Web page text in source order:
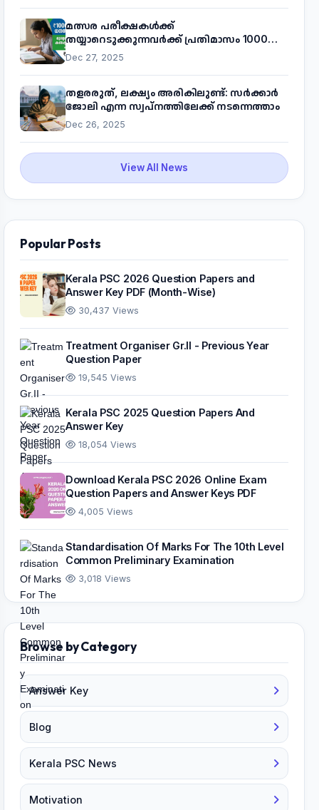
മത്സര പരീക്ഷകൾക്ക്
തയ്യാറെടുക്കുന്നവർക്ക് പ്രതിമാസം 1000
രൂപ! മുഖ്യമന്ത്രിയുടെ 'കണക്ട് ടു വർക്ക്'
പദ്ധതിയെക്കുറിച്ച് അറിയാം
Dec 27, 2025
തളരരുത്, ലക്ഷ്യം അരികിലുണ്ട്: സർക്കാർ
ജോലി എന്ന സ്വപ്നത്തിലേക്ക് നടന്നെത്താം
Dec 26, 2025
View All News
Popular Posts
Kerala PSC 2026 Question Papers and
Answer Key PDF (Month-Wise)
30,437 Views
Treatment Organiser Gr.II - Previous Year
Question Paper
19,545 Views
Kerala PSC 2025 Question Papers And
Answer Key
18,054 Views
Download Kerala PSC 2026 Online Exam
Question Papers and Answer Keys PDF
4,005 Views
Standardisation Of Marks For The 10th Level
Common Preliminary Examination
3,018 Views
Browse by Category
Answer Key
Blog
Kerala PSC News
Motivation